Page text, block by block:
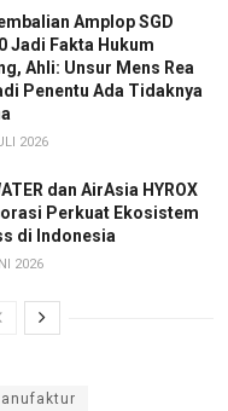
Amplop SGD
Jadi Fakta Hukum
Ahli: Unsur Mens Rea
Penentu Ada Tidaknya
2026
dan AirAsia HYROX
Perkuat Ekosistem
di Indonesia
2026